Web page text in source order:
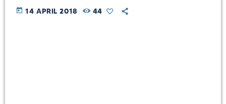
today 14 APRIL 2018 44